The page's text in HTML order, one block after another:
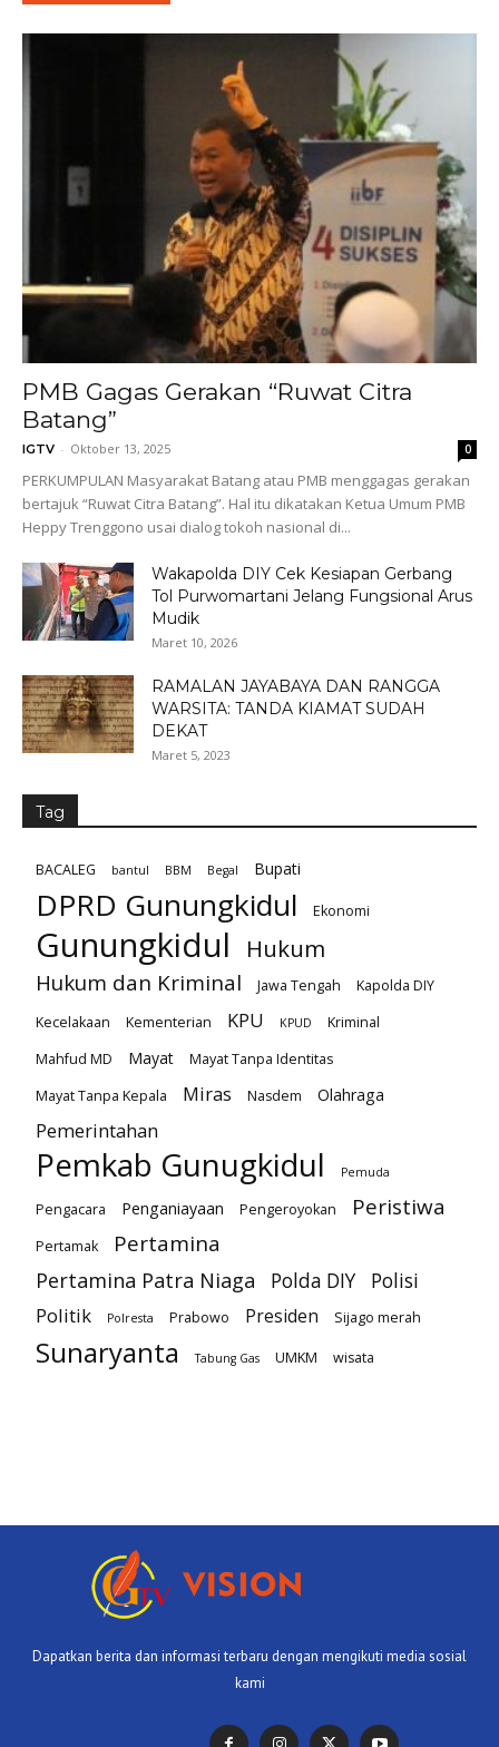
PMB Gagas Gerakan “Ruwat Citra
Batang”
IGTV - Oktober 13, 2025 0
PERKUMPULAN Masyarakat Batang atau PMB menggagas gerakan
bertajuk “Ruwat Citra Batang”. Hal itu dikatakan Ketua Umum PMB
Heppy Trenggono usai dialog tokoh nasional di...
Wakapolda DIY Cek Kesiapan Gerbang
Tol Purwomartani Jelang Fungsional Arus
Mudik
Maret 10, 2026
RAMALAN JAYABAYA DAN RANGGA
WARSITA: TANDA KIAMAT SUDAH
DEKAT
Maret 5, 2023
Tag
BACALEG bantul BBM Begal Bupati
DPRD Gunungkidul Ekonomi
Gunungkidul Hukum
Hukum dan Kriminal Jawa Tengah
Kapolda DIY
Kecelakaan
Kementerian KPU KPUD
Kriminal
Mahfud MD
Mayat
Mayat Tanpa Identitas
Mayat Tanpa Kepala
Miras Nasdem Olahraga
Pemerintahan
Pemkab Gunugkidul Pemuda
Pengacara Penganiayaan Pengeroyokan Peristiwa
Pertamak Pertamina
Pertamina Patra Niaga Polda DIY
Polisi
Politik
Polresta Prabowo Presiden Sijago merah
Sunaryanta Tabung Gas UMKM wisata
Dapatkan berita dan informasi terbaru dengan mengikuti media sosial
kami